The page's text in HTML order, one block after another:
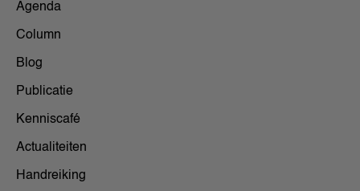
Agenda
Column
Blog
Publicatie
Kenniscafé
Actualiteiten
Handreiking